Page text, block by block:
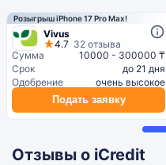
Розыгрыш iPhone 17 Pro Max!
Vivus
4.7 32 отзыва
Сумма
10000 - 300000 ₸
Срок
до 21 дня
Одобрение
очень высокое
Подать заявку
Отзывы о iCredit